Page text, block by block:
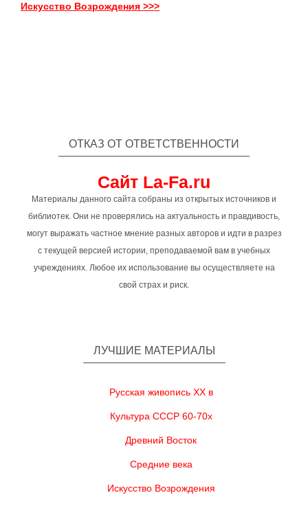
Искусство Возрождения >>>
ОТКАЗ ОТ ОТВЕТСТВЕННОСТИ
Сайт La-Fa.ru
Материалы данного сайта собраны из открытых источников и
библиотек. Они не проверялись на актуальность и правдивость,
могут выражать частное мнение разных авторов и идти в разрез
с текущей версией истории, преподаваемой вам в учебных
учреждениях. Любое их использование вы осуществляете на
свой страх и риск.
ЛУЧШИЕ МАТЕРИАЛЫ
Русская живопись XX в
Культура СССР 60-70х
Древний Восток
Средние века
Искусство Возрождения